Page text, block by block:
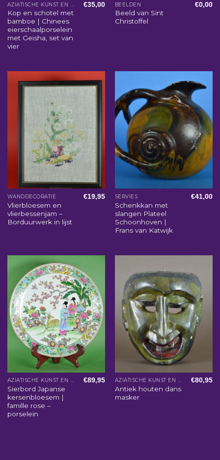
AZIATISCHE KUNST EN WOONACCESSOIRES
Kop en schotel met
bamboe | Chinees
eierschaalporselein
met Geisha, set van
vier
€35,00 BEELDEN
Beeld van Sint
Christoffel
€0,00
WANDDECORATIE
Vlierbloesem en
vlierbessenjam –
Borduurwerk in lijst
€19,95 SERVIES
Schenkkan met
slangen Plateel
Schoonhoven |
Frans van Katwijk
€41,00
AZIATISCHE KUNST EN WOONACCESSOIRES
Sierbord Japanse
kersenbloesem |
famille rose –
porselein
€89,95 AZIATISCHE KUNST EN WOONACCESSOIRES
Antiek houten dans
masker
€80,95